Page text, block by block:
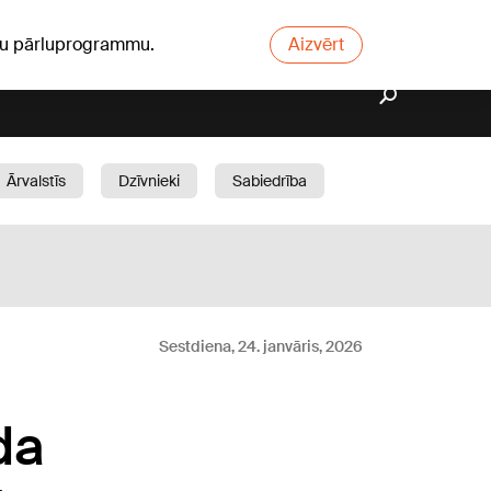
pārluprogrammu. Aizvērt
Ārvalstīs Dzīvnieki
Sabiedrība
Sestdiena, 24. janvāris, 2026